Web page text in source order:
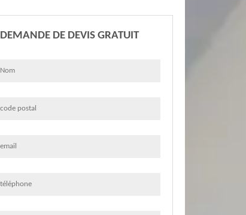
DEMANDE DE DEVIS GRATUIT